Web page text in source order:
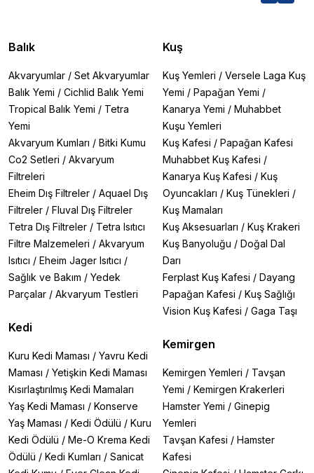
Balık
Akvaryumlar / Set Akvaryumlar
Balık Yemi / Cichlid Balık Yemi
Tropical Balık Yemi / Tetra
Yemi
Akvaryum Kumları / Bitki Kumu
Co2 Setleri / Akvaryum
Filtreleri
Eheim Dış Filtreler / Aquael Dış
Filtreler / Fluval Dış Filtreler
Tetra Dış Filtreler / Tetra Isıtıcı
Filtre Malzemeleri / Akvaryum
Isıtıcı / Eheim Jager Isıtıcı /
Sağlık ve Bakım / Yedek
Parçalar / Akvaryum Testleri
Kedi
Kuru Kedi Maması / Yavru Kedi
Maması / Yetişkin Kedi Maması
Kısırlaştırılmış Kedi Mamaları
Yaş Kedi Maması / Konserve
Yaş Maması / Kedi Ödülü / Kuru
Kedi Ödülü / Me-O Krema Kedi
Ödülü / Kedi Kumları / Sanicat
Kuş
Kuş Yemleri / Versele Laga Kuş
Yemi / Papağan Yemi /
Kanarya Yemi / Muhabbet
Kuşu Yemleri
Kuş Kafesi / Papağan Kafesi
Muhabbet Kuş Kafesi /
Kanarya Kuş Kafesi / Kuş
Oyuncakları / Kuş Tünekleri /
Kuş Mamaları
Kuş Aksesuarları / Kuş Krakeri
Kuş Banyoluğu / Doğal Dal
Darı
Ferplast Kuş Kafesi / Dayang
Papağan Kafesi / Kuş Sağlığı
Vision Kuş Kafesi / Gaga Taşı
Kemirgen
Kemirgen Yemleri / Tavşan
Yemi / Kemirgen Krakerleri
Hamster Yemi / Ginepig
Yemleri
Tavşan Kafesi / Hamster
Kafesi